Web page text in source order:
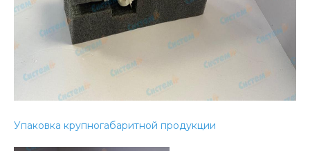
Упаковка крупногабаритной продукции